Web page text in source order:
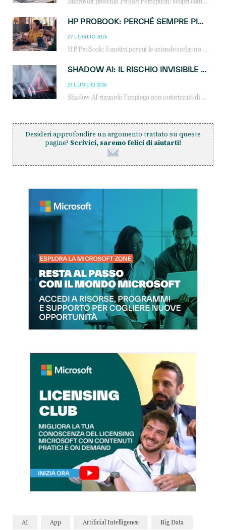
HP PROBOOK: PERCHÉ SEMPRE PIÙ AZIENDE SCELGONO NOTEBOOK PROGETTATI PER IL LAVORO MODERNO
27 LUGLIO 2026
HP ProBook: 5 motivi per cui le aziende scelgono i notebook business HP per migliorare produttività, sicurezza e gestione dell’AI.
SHADOW AI: IL RISCHIO INVISIBILE CHE LE AZIENDE POSSONO GOVERNARE
23 LUGLIO 2026
Shadow AI riguardo l’impiego non autorizzato di sistemi AI all’interno dell’azienda. E’ una pratica che si diffonde a partire dai dipendenti fino ai dirigenti e mette a repentaglio la cybersecurity, con costi più elevati per le organizzazioni. Due recenti report illustrano il fenomeno e forniscono dati in merito
Desideri approfondire un argomento trattato su queste
pagine? Scrivici, saremo felici di aiutarti!
AI App Artificial Intelligence Big Data